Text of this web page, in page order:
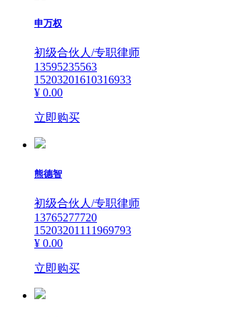
申万权
初级合伙人/专职律师
13595235563
15203201610316933
¥ 0.00
立即购买
熊德智
初级合伙人/专职律师
13765277720
15203201111969793
¥ 0.00
立即购买